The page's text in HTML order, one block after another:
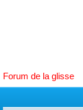
Forum de la glisse